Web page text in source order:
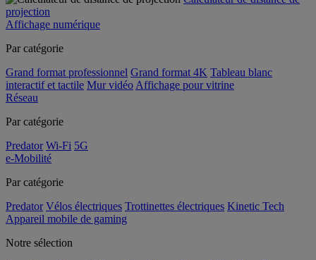
projection
Affichage numérique
Par catégorie
Grand format professionnel Grand format 4K Tableau blanc
interactif et tactile Mur vidéo Affichage pour vitrine
Réseau
Par catégorie
Predator Wi-Fi 5G
e-Mobilité
Par catégorie
Predator Vélos électriques Trottinettes électriques Kinetic Tech
Appareil mobile de gaming
Notre sélection